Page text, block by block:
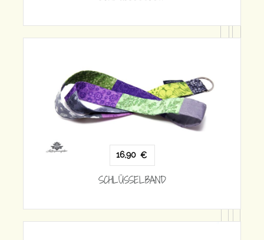
16,90€
SCHLÜSSELBAND